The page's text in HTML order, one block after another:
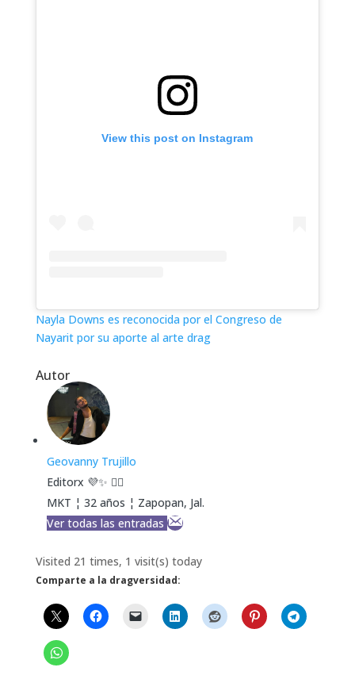
View this post on Instagram
Nayla Downs es reconocida por el Congreso de
Nayarit por su aporte al arte drag
Autor
Geovanny Trujillo
Editorx 💜✨ 🏳️‍🌈
MKT ¦ 32 años ¦ Zapopan, Jal.
Ver todas las entradas
Visited 21 times, 1 visit(s) today
Comparte a la dragversidad: